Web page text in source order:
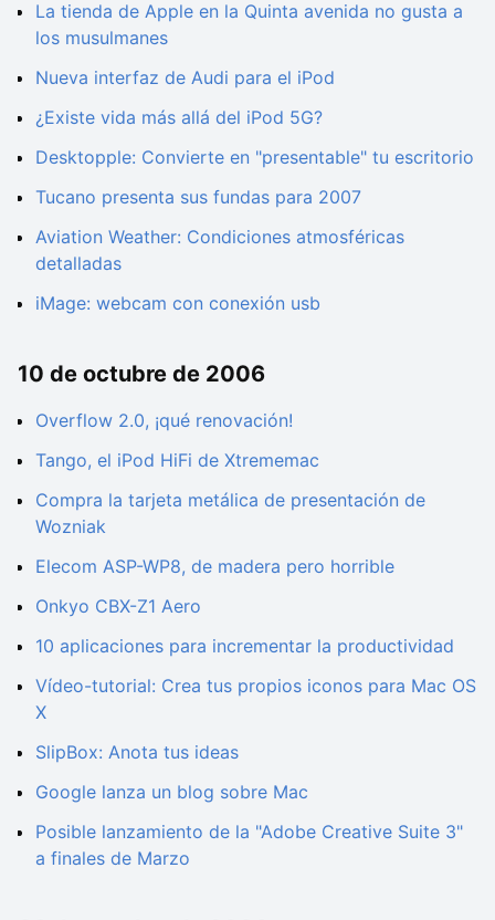
La tienda de Apple en la Quinta avenida no gusta a
los musulmanes
Nueva interfaz de Audi para el iPod
¿Existe vida más allá del iPod 5G?
Desktopple: Convierte en "presentable" tu escritorio
Tucano presenta sus fundas para 2007
Aviation Weather: Condiciones atmosféricas
detalladas
iMage: webcam con conexión usb
10 de octubre de 2006
Overflow 2.0, ¡qué renovación!
Tango, el iPod HiFi de Xtrememac
Compra la tarjeta metálica de presentación de
Wozniak
Elecom ASP-WP8, de madera pero horrible
Onkyo CBX-Z1 Aero
10 aplicaciones para incrementar la productividad
Vídeo-tutorial: Crea tus propios iconos para Mac OS
X
SlipBox: Anota tus ideas
Google lanza un blog sobre Mac
Posible lanzamiento de la "Adobe Creative Suite 3"
a finales de Marzo